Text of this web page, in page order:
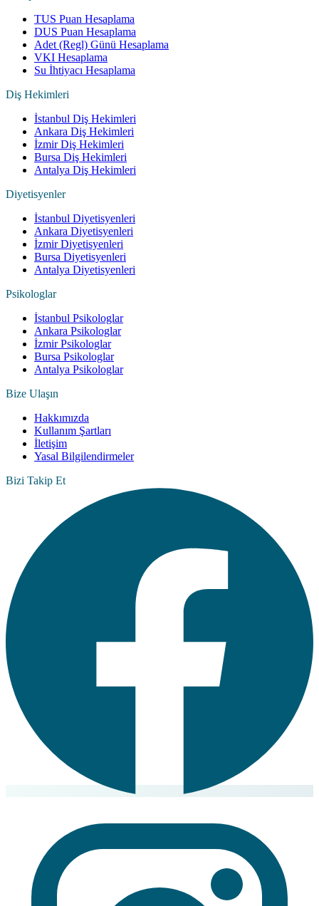
TUS Puan Hesaplama
DUS Puan Hesaplama
Adet (Regl) Günü Hesaplama
VKI Hesaplama
Su İhtiyacı Hesaplama
Diş Hekimleri
İstanbul Diş Hekimleri
Ankara Diş Hekimleri
İzmir Diş Hekimleri
Bursa Diş Hekimleri
Antalya Diş Hekimleri
Diyetisyenler
İstanbul Diyetisyenleri
Ankara Diyetisyenleri
İzmir Diyetisyenleri
Bursa Diyetisyenleri
Antalya Diyetisyenleri
Psikologlar
İstanbul Psikologlar
Ankara Psikologlar
İzmir Psikologlar
Bursa Psikologlar
Antalya Psikologlar
Bize Ulaşın
Hakkımızda
Kullanım Şartları
İletişim
Yasal Bilgilendirmeler
Bizi Takip Et